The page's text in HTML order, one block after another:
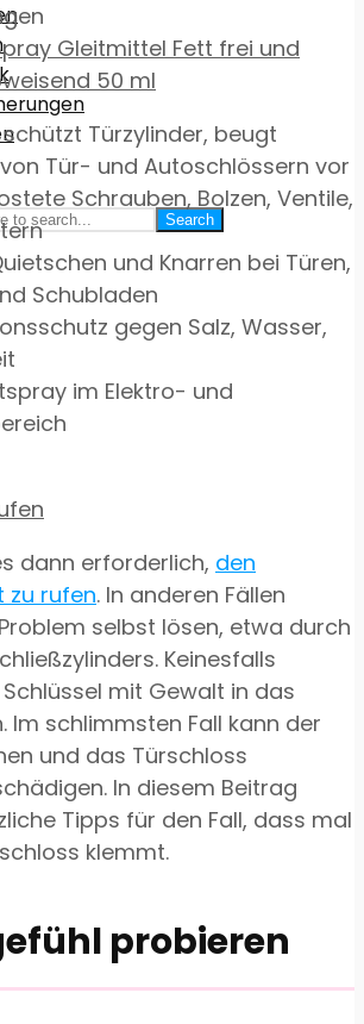
Search
Gleitmittel Fett frei und
50 ml
Türzylinder, beugt
Tür- und Autoschlössern vor
Schrauben, Bolzen, Ventile,
und Knarren bei Türen,
Schubladen
gegen Salz, Wasser,
im Elektro- und
dann erforderlich, den
zu rufen. In anderen Fällen
selbst lösen, etwa durch
Keinesfalls
mit Gewalt in das
Im schlimmsten Fall kann der
und das Türschloss
In diesem Beitrag
Tipps für den Fall, dass mal
klemmt.
probieren